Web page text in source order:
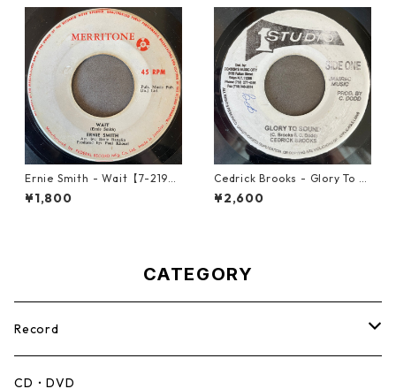
Ernie Smith - Wait【7-2196
0】
¥1,800
Cedrick Brooks - Glory To S
ounds【7-21786】
¥2,600
CATEGORY
Record
Mento,Calypso,Ballad
CD・DVD